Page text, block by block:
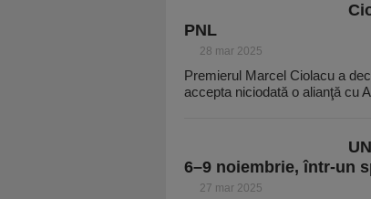
PNL
28 mar 2025
Premierul Marcel Ciolacu a
accepta niciodată o alianţă cu
6–9 noiembrie, într-un
27 mar 2025